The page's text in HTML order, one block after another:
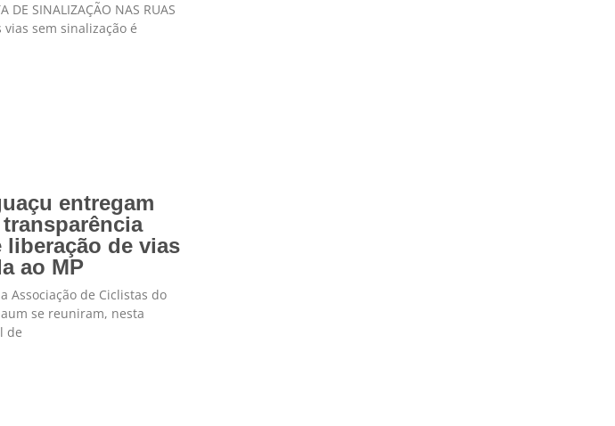
DE SINALIZAÇÃO NAS RUAS
vias sem sinalização é
entregam
de vias
ao MP
Associação de Ciclistas do
se reuniram, nesta
de